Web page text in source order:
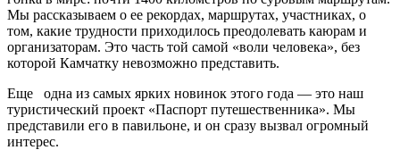
Мы рассказываем о ее рекордах, маршрутах, участниках, о
том, какие трудности приходилось преодолевать каюрам и
организаторам. Это часть той самой «воли человека», без
которой Камчатку невозможно представить.
Еще одна из самых ярких новинок этого года — это наш
туристический проект «Паспорт путешественника». Мы
представили его в павильоне, и он сразу вызвал огромный
интерес.